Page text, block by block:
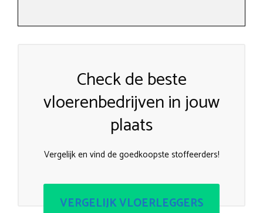
Check de beste
vloerenbedrijven in jouw
plaats
Vergelijk en vind de goedkoopste stoffeerders!
VERGELIJK VLOERLEGGERS